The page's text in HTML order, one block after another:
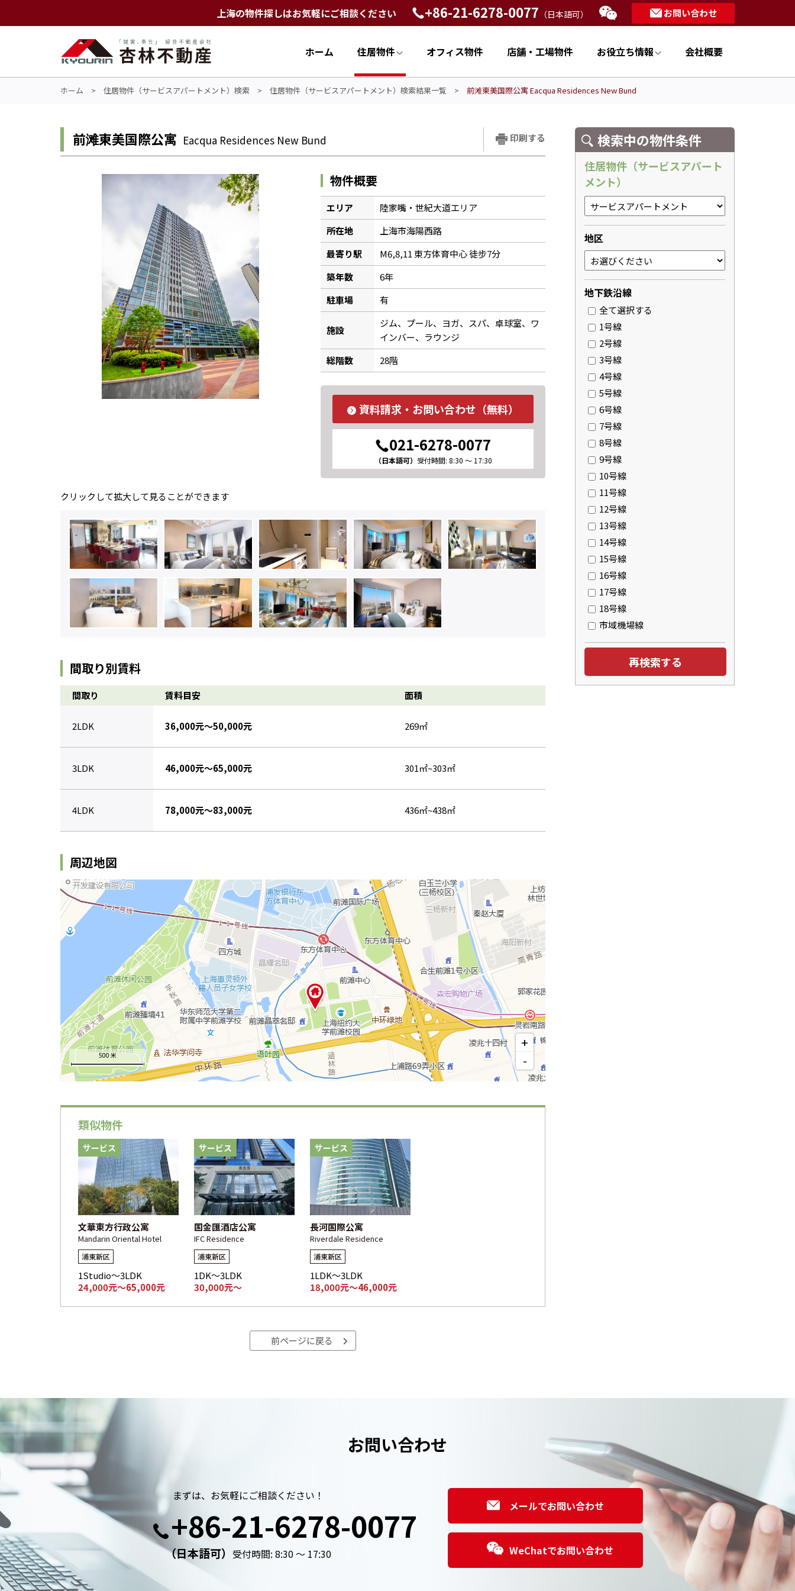
上海の物件探しはお気軽にご相談ください +86-21-6278-0077 （日本語可） お問い合わせ
ホーム 住居物件 オフィス物件 店舗・工場物件 お役立ち情報 会社概要
ホーム > 住居物件（サービスアパートメント）検索 > 住居物件（サービスアパートメント）検索結果一覧 > 前滩東美国際公寓 Eacqua Residences New Bund
前滩東美国際公寓 Eacqua Residences New Bund 印刷する
物件概要
エリア
陸家嘴・世紀大道エリア
所在地
上海市海陽西路
最寄り駅
M6,8,11 東方体育中心 徒步7分
築年数
6年
駐車場
有
施設
ジム、プール、ヨガ、スパ、卓球室、ワ
インバー、ラウンジ
総階数
28階
資料請求・お問い合わせ（無料）
021-6278-0077
（日本語可） 受付時間: 8:30 ～ 17:30
クリックして拡大して見ることができます
間取り別賃料
間取り 賃料目安 面積
2LDK 36,000元～50,000元 269㎡
3LDK 46,000元～65,000元 301㎡~303㎡
4LDK 78,000元～83,000元 436㎡~438㎡
周辺地図
500 米
+
-
類似物件
サービス
文華東方行政公寓
Mandarin Oriental Hotel
浦東新区
1Studio～3LDK
24,000元～65,000元
サービス
国金匯酒店公寓
IFC Residence
浦東新区
1DK～3LDK
30,000元～
サービス
長河国際公寓
Riverdale Residence
浦東新区
1LDK～3LDK
18,000元～46,000元
前ページに戻る
検索中の物件条件
住居物件（サービスアパート
メント）
地区
地下鉄沿線
全て選択する
1号線
2号線
3号線
4号線
5号線
6号線
7号線
8号線
9号線
10号線
11号線
12号線
13号線
14号線
15号線
16号線
17号線
18号線
市域機場線
お問い合わせ
まずは、お気軽にご相談ください！
+86-21-6278-0077
（日本語可） 受付時間: 8:30 ～ 17:30
メールでお問い合わせ
WeChatでお問い合わせ